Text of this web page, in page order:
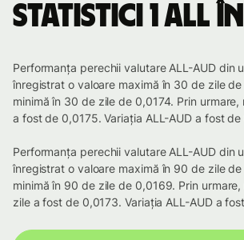
Statistici 1 ALL
Performanța perechii valutare ALL-AUD din
înregistrat o valoare maximă în 30 de zile
minimă în 30 de zile de 0,0174. Prin
a fost de 0,0175. Variația ALL-AUD a fost
Performanța perechii valutare ALL-AUD din
înregistrat o valoare maximă în 90 de zile
minimă în 90 de zile de 0,0169. Prin
zile a fost de 0,0173. Variația ALL-AUD a